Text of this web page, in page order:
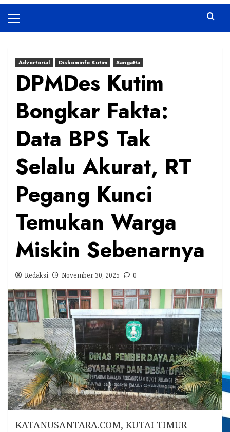
Menu
Advertorial Diskominfo Kutim Sangatta
DPMDes Kutim
Bongkar Fakta:
Data BPS Tak
Selalu Akurat, RT
Pegang Kunci
Temukan Warga
Miskin Sebenarnya
Redaksi November 30, 2025 0
KATANUSANTARA.COM, KUTAI TIMUR –